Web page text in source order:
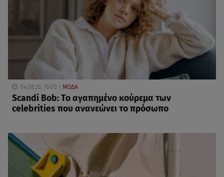
04.08.26, 16:00 ΜΟΔΑ
Scandi Bob: Το αγαπημένο κούρεμα των
celebrities που ανανεώνει το πρόσωπο